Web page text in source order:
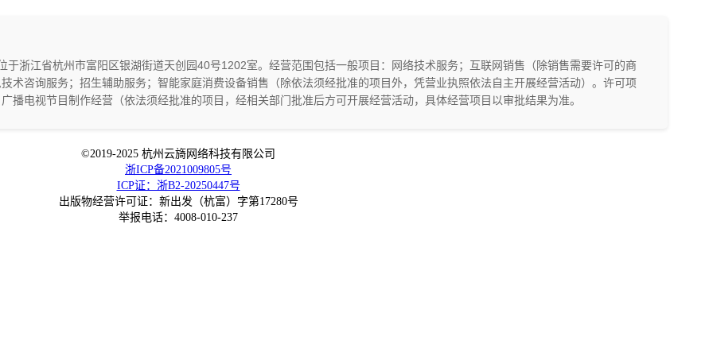
浙江省杭州市富阳区银湖街道天创园40号1202室。经营范围包括一般项目：网络技术服务；互联网销售（除销售需要许可的商
术咨询服务；招生辅助服务；智能家庭消费设备销售（除依法须经批准的项目外，凭营业执照依法自主开展经营活动）。许可项
播电视节目制作经营（依法须经批准的项目，经相关部门批准后方可开展经营活动，具体经营项目以审批结果为准。
©2019-2025 杭州云旖网络科技有限公司
浙ICP备2021009805号
ICP证：浙B2-20250447号
出版物经营许可证：新出发（杭富）字第17280号
举报电话：4008-010-237